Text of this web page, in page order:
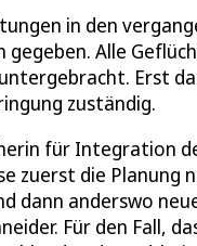
in den
Alle
Erst
zuständig.
für Integration
zuerst die Planung
dann anderswo
Für den Fall,